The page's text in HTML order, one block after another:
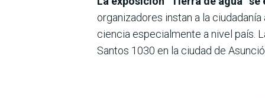
organizadores instan a la
ciencia especialmente a nivel país.
Santos 1030 en la ciudad de